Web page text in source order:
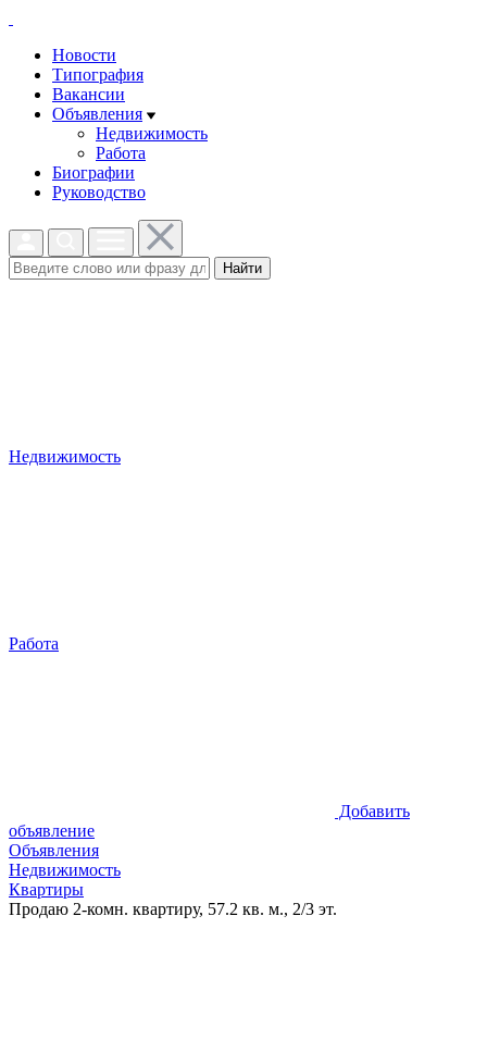
Новости
Типография
Вакансии
Объявления
Недвижимость
Работа
Биографии
Руководство
Найти
Недвижимость
Работа
Добавить
объявление
Объявления
Недвижимость
Квартиры
Продаю 2-комн. квартиру, 57.2 кв. м., 2/3 эт.